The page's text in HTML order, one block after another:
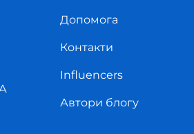
Допомога
Контакти
Influencers
Автори блогу